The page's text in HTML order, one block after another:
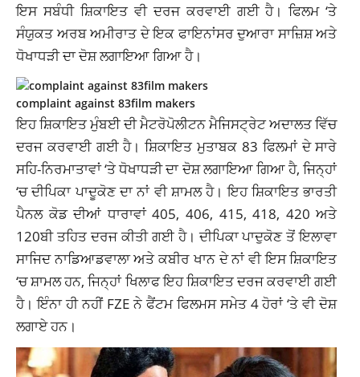
ਇਸ ਸਬੰਧੀ ਸ਼ਿਕਾਇਤ ਵੀ ਦਰਜ ਕਰਵਾਈ ਗਈ ਹੈ। ਫਿਲਮ ‘ਤੇ
ਸੰਯੁਕਤ ਅਰਬ ਅਮੀਰਾਤ ਦੇ ਇਕ ਫਾਇਨਾਂਸਰ ਦੁਆਰਾ ਸਾਜ਼ਿਸ਼ ਅਤੇ
ਧੋਖਾਧੜੀ ਦਾ ਦੋਸ਼ ਲਗਾਇਆ ਗਿਆ ਹੈ।
complaint against 83film makers
ਇਹ ਸ਼ਿਕਾਇਤ ਮੁੰਬਈ ਦੀ ਮੈਟਰੋਪੋਲੀਟਨ ਮੈਜਿਸਟ੍ਰੇਟ ਅਦਾਲਤ ਵਿੱਚ
ਦਰਜ ਕਰਵਾਈ ਗਈ ਹੈ। ਸ਼ਿਕਾਇਤ ਮੁਤਾਬਕ 83 ਫਿਲਮਾਂ ਦੇ ਸਾਰੇ
ਸਹਿ-ਨਿਰਮਾਤਾਵਾਂ ‘ਤੇ ਧੋਖਾਧੜੀ ਦਾ ਦੋਸ਼ ਲਗਾਇਆ ਗਿਆ ਹੈ, ਜਿਨ੍ਹਾਂ
‘ਚ ਦੀਪਿਕਾ ਪਾਦੂਕੋਣ ਦਾ ਨਾਂ ਵੀ ਸ਼ਾਮਲ ਹੈ। ਇਹ ਸ਼ਿਕਾਇਤ ਭਾਰਤੀ
ਪੈਨਲ ਕੋਡ ਦੀਆਂ ਧਾਰਾਵਾਂ 405, 406, 415, 418, 420 ਅਤੇ
120ਬੀ ਤਹਿਤ ਦਰਜ ਕੀਤੀ ਗਈ ਹੈ। ਦੀਪਿਕਾ ਪਾਦੁਕੋਣ ਤੋਂ ਇਲਾਵਾ
ਸਾਜਿਦ ਨਾਡਿਆਡਵਾਲਾ ਅਤੇ ਕਬੀਰ ਖਾਨ ਦੇ ਨਾਂ ਵੀ ਇਸ ਸ਼ਿਕਾਇਤ
‘ਚ ਸ਼ਾਮਲ ਹਨ, ਜਿਨ੍ਹਾਂ ਖਿਲਾਫ ਇਹ ਸ਼ਿਕਾਇਤ ਦਰਜ ਕਰਵਾਈ ਗਈ
ਹੈ। ਇੰਨਾ ਹੀ ਨਹੀਂ FZE ਨੇ ਫੈਂਟਮ ਫਿਲਮਸ ਸਮੇਤ 4 ਹੋਰਾਂ ‘ਤੇ ਵੀ ਦੋਸ਼
ਲਗਾਏ ਹਨ।